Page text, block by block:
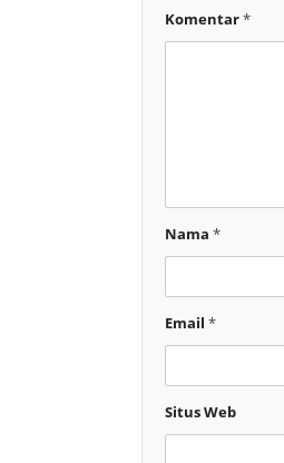
Komentar*
Nama *
Email *
Situs Web